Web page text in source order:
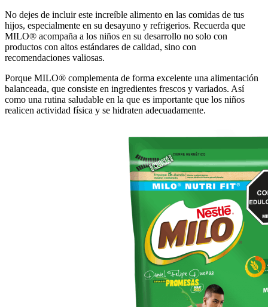
No dejes de incluir este increíble alimento en las comidas de tus
hijos, especialmente en su desayuno y refrigerios. Recuerda que
MILO® acompaña a los niños en su desarrollo no solo con
productos con altos estándares de calidad, sino con
recomendaciones valiosas.
Porque MILO® complementa de forma excelente una alimentación
balanceada, que consiste en ingredientes frescos y variados. Así
como una rutina saludable en la que es importante que los niños
realicen actividad física y se hidraten adecuadamente.